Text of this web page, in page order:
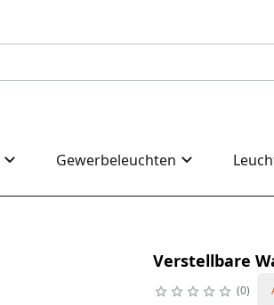
Gewerbeleuchten
Verstellbare
0